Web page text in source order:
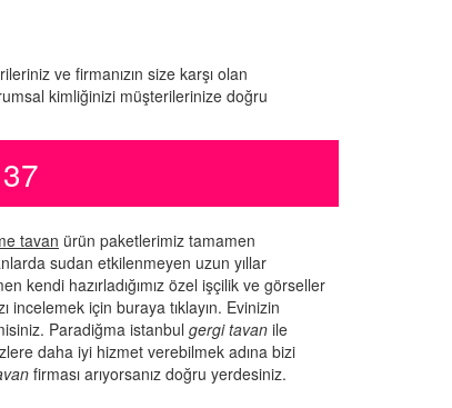
ve firmanızın size karşı olan
kimliğinizi müşterilerinize doğru
tavan ürün paketlerimiz tamamen
sudan etkilenmeyen uzun yıllar
kendi hazırladığımız özel işçilik ve görseller
incelemek için buraya tıklayın. Evinizin
Paradiğma istanbul gergi tavan ile
daha iyi hizmet verebilmek adına bizi
firması arıyorsanız doğru yerdesiniz.